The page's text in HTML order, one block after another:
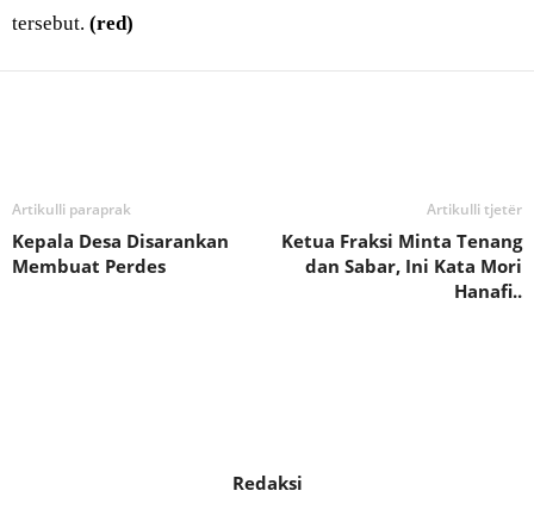
tersebut. (red)
Artikulli paraprak
Kepala Desa Disarankan
Membuat Perdes
Artikulli tjetër
Ketua Fraksi Minta Tenang
dan Sabar, Ini Kata Mori
Hanafi..
Redaksi